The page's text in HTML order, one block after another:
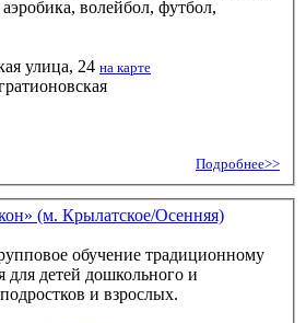
волейбол, футбол,
улица, 24 на карте
Подробнее>>
(м. Крылатское/Осенняя)
обучение традиционному
для детей дошкольного и
и взрослых.